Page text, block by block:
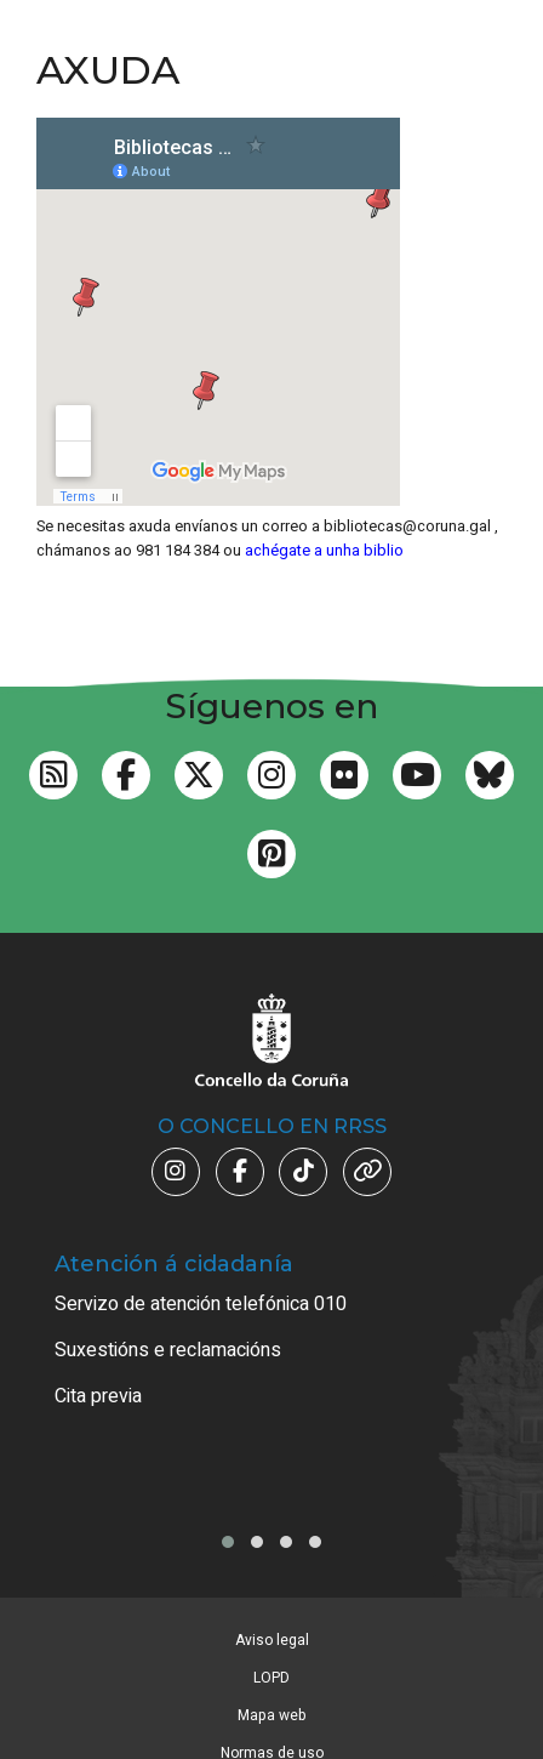
AXUDA
Se necesitas axuda envíanos un correo a bibliotecas@coruna.gal ,
chámanos ao 981 184 384 ou achégate a unha biblio
Síguenos en
O CONCELLO EN RRSS
Atención á cidadanía
Servizo de atención telefónica 010
Suxestións e reclamacións
Cita previa
Aviso legal
LOPD
Mapa web
Normas de uso